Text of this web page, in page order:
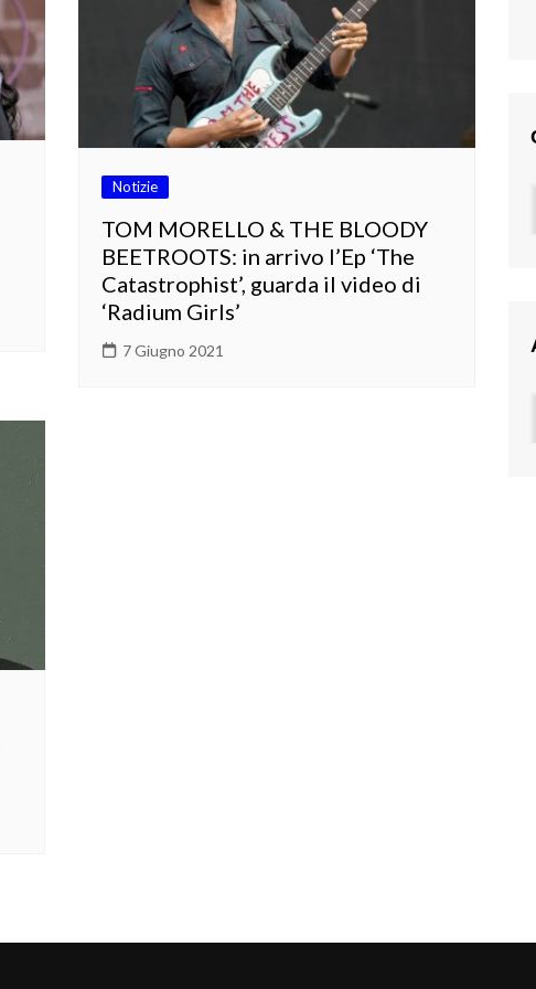
Notizie
TOM MORELLO & THE BLOODY
BEETROOTS: in arrivo l’Ep ‘The
Catastrophist’, guarda il video di
‘Radium Girls’
7 Giugno 2021